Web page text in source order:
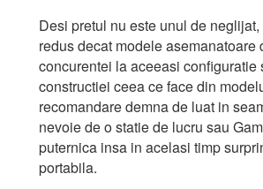
Desi pretul nu este unul de
redus decat modele asemanatoare
concurentei la aceeasi configuratie
constructiei ceea ce face din
recomandare demna de luat in
nevoie de o statie de lucru sau
puternica insa in acelasi timp
portabila.